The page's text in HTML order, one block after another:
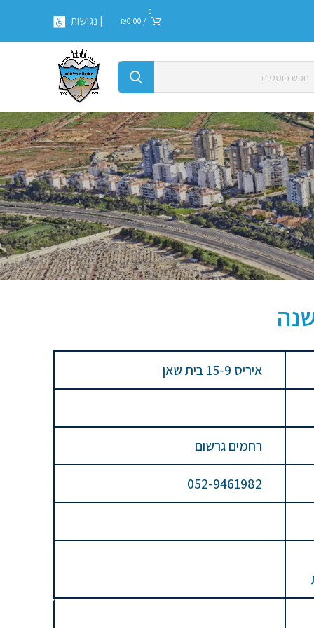
0
/
₪0.00 | נגישות
איריס 15-9 בית שאן
רחמים גרשום
052-9461982